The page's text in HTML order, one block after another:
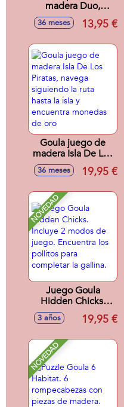
madera Duo,
aprende a contar
del 1 al 10 de
piezas
36 meses 13,95 €
Goula juego de
madera Isla De Los
Piratas, navega
siguiendo la ruta
encuentra
monedas de oro
36 meses 19,95 €
NOVEDAD
Juego Goula
Hidden Chicks.
Incluye 2 modos de
juego. Encuentra
completar la
gallina.
3 años 19,95 €
NOVEDAD